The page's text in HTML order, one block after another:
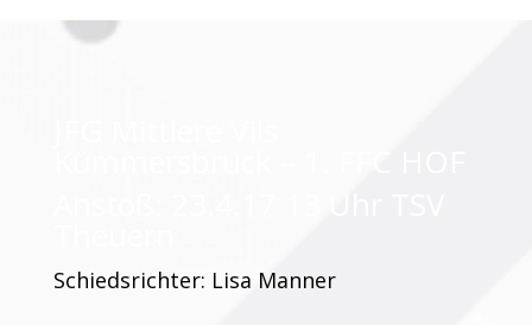
Schiedsrichter: Lisa Manner